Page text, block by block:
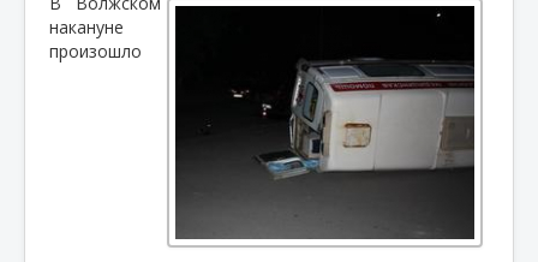
накануне
произошло